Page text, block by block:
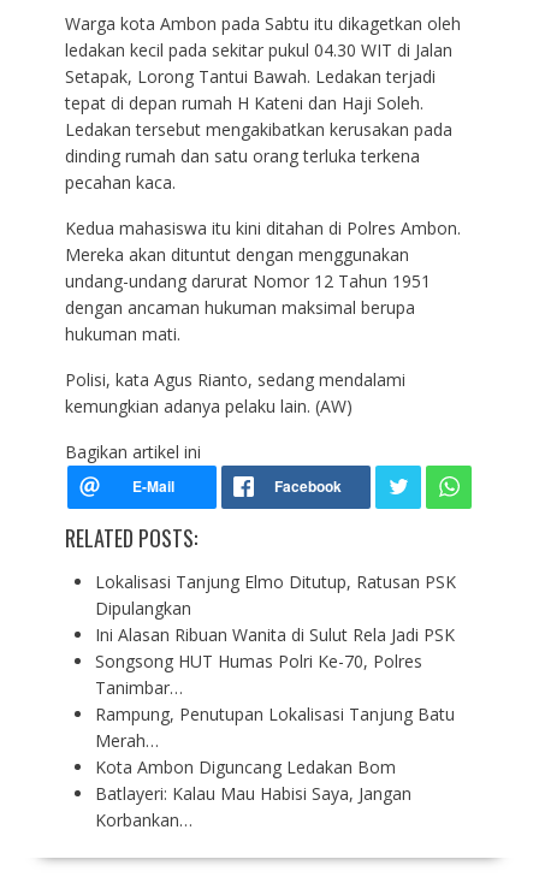
Warga kota Ambon pada Sabtu itu dikagetkan oleh
ledakan kecil pada sekitar pukul 04.30 WIT di Jalan
Setapak, Lorong Tantui Bawah. Ledakan terjadi
tepat di depan rumah H Kateni dan Haji Soleh.
Ledakan tersebut mengakibatkan kerusakan pada
dinding rumah dan satu orang terluka terkena
pecahan kaca.
Kedua mahasiswa itu kini ditahan di Polres Ambon.
Mereka akan dituntut dengan menggunakan
undang-undang darurat Nomor 12 Tahun 1951
dengan ancaman hukuman maksimal berupa
hukuman mati.
Polisi, kata Agus Rianto, sedang mendalami
kemungkian adanya pelaku lain. (AW)
Bagikan artikel ini
RELATED POSTS:
Lokalisasi Tanjung Elmo Ditutup, Ratusan PSK
Dipulangkan
Ini Alasan Ribuan Wanita di Sulut Rela Jadi PSK
Songsong HUT Humas Polri Ke-70, Polres
Tanimbar…
Rampung, Penutupan Lokalisasi Tanjung Batu
Merah…
Kota Ambon Diguncang Ledakan Bom
Batlayeri: Kalau Mau Habisi Saya, Jangan
Korbankan…